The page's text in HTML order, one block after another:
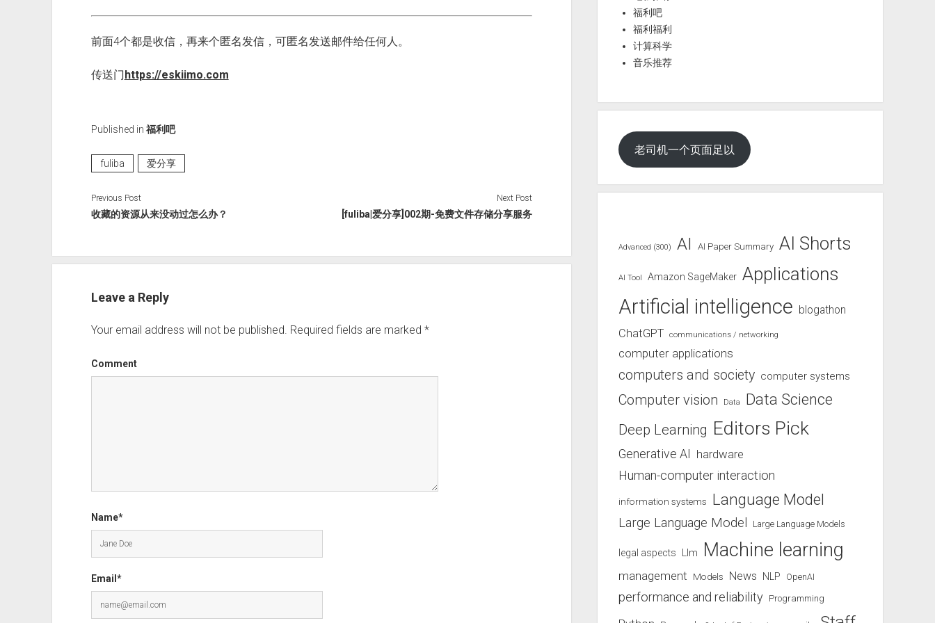
前面4个都是收信，再来个匿名发信，可匿名发送邮件给任何人。
传送门https://eskiimo.com
Published in 福利吧
fuliba 爱分享
Previous Post
收藏的资源从来没动过怎么办？
Next Post
[fuliba|爱分享]002期-免费文件存储分享服务
Leave a Reply
Your email address will not be published. Required fields are marked *
Comment
Name*
Email*
福利吧
福利福利
计算科学
音乐推荐
老司机一个页面足以
Advanced (300) AI AI Paper Summary AI Shorts
AI Tool Amazon SageMaker Applications
Artificial intelligence blogathon
ChatGPT communications / networking
computer applications
computers and society computer systems
Computer vision Data Data Science
Deep Learning Editors Pick
Generative AI hardware
Human-computer interaction
information systems Language Model
Large Language Model Large Language Models
legal aspects Llm Machine learning
management Models News NLP OpenAI
performance and reliability Programming